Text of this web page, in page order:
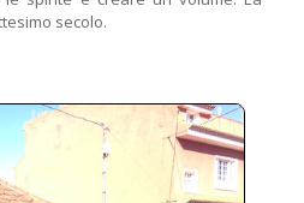
secolo.